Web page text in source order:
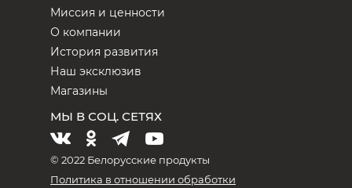
Миссия и ценности
О компании
История развития
Наш эксклюзив
Магазины
МЫ В СОЦ. СЕТЯХ
© 2022 Белорусские продукты
Политика в отношении обработки